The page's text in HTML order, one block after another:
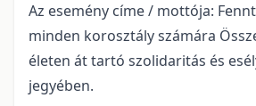
Az esemény címe / mottója:
minden korosztály számára
életen át tartó szolidaritás és
jegyében.